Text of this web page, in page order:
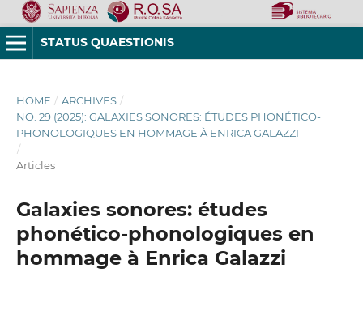
STATUS QUAESTIONIS
HOME / ARCHIVES /
NO. 29 (2025): GALAXIES SONORES: ÉTUDES PHONÉTICO-
PHONOLOGIQUES EN HOMMAGE À ENRICA GALAZZI
/
Articles
Galaxies sonores: études
phonético-phonologiques en
hommage à Enrica Galazzi